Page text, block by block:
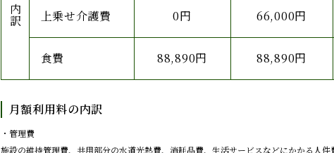
内訳 上乗せ介護費 0円 66,000円
食費 88,890円 88,890円
月額利用料の内訳
・管理費
施設の維持管理費、共用部分の水道光熱費、消耗品費、生活サービスなどにかかる人件